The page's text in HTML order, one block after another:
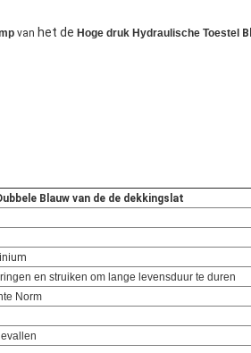
van het de Hoge druk Hydraulische Toestel
Blauw van de de dekkingslat
en struiken om lange levensduur te duren
Norm